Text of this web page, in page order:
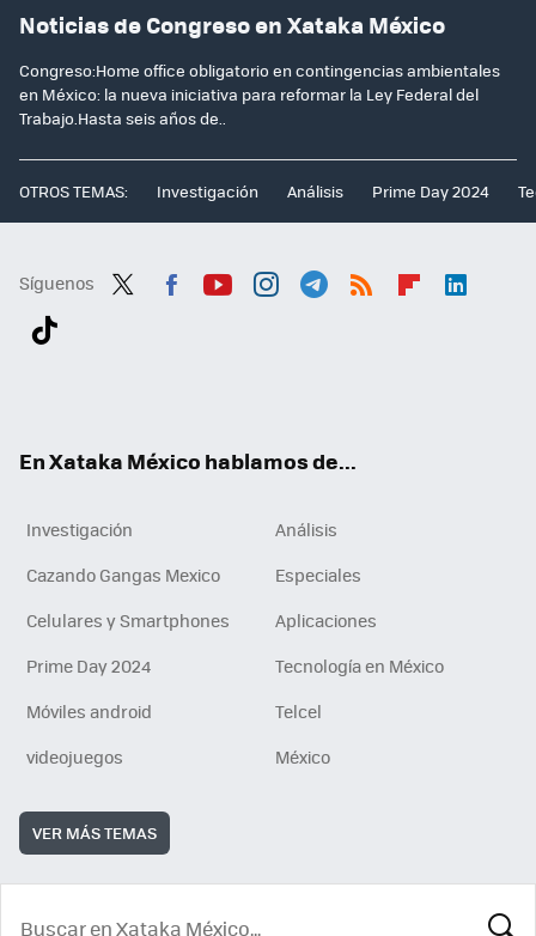
Noticias de Congreso en Xataka México
Congreso:Home office obligatorio en contingencias ambientales
en México: la nueva iniciativa para reformar la Ley Federal del
Trabajo.Hasta seis años de..
OTROS TEMAS: Investigación Análisis Prime Day 2024
Síguenos
En Xataka México hablamos de...
Investigación
Análisis
Cazando Gangas Mexico
Especiales
Celulares y Smartphones
Aplicaciones
Prime Day 2024
Tecnología en México
Móviles android
Telcel
videojuegos
México
VER MÁS TEMAS